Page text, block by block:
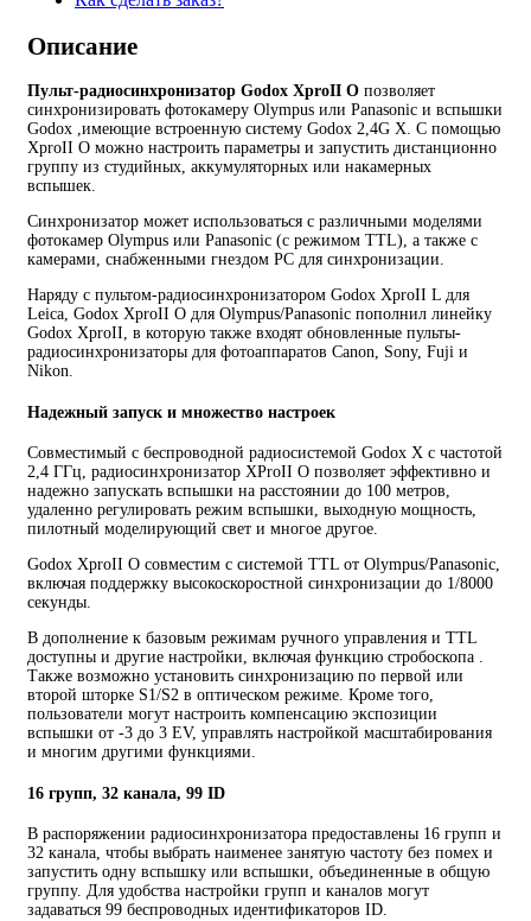
Описание
Пульт-радиосинхронизатор Godox XproII O позволяет
синхронизировать фотокамеру Olympus или Panasonic и вспышки
Godox ,имеющие встроенную систему Godox 2,4G X. С помощью
XproII O можно настроить параметры и запустить дистанционно
группу из студийных, аккумуляторных или накамерных
вспышек.
Синхронизатор может использоваться с различными моделями
фотокамер Olympus или Panasonic (с режимом TTL), а также с
камерами, снабженными гнездом PC для синхронизации.
Наряду с пультом-радиосинхронизатором Godox XproII L для
Leica, Godox XproII O для Olympus/Panasonic пополнил линейку
Godox XproII, в которую также входят обновленные пульты-
радиосинхронизаторы для фотоаппаратов Canon, Sony, Fuji и
Nikon.
Надежный запуск и множество настроек
Совместимый с беспроводной радиосистемой Godox X с частотой
2,4 ГГц, радиосинхронизатор XProII O позволяет эффективно и
надежно запускать вспышки на расстоянии до 100 метров,
удаленно регулировать режим вспышки, выходную мощность,
пилотный моделирующий свет и многое другое.
Godox XproII O совместим с системой TTL от Olympus/Panasonic,
включая поддержку высокоскоростной синхронизации до 1/8000
секунды.
В дополнение к базовым режимам ручного управления и TTL
доступны и другие настройки, включая функцию стробоскопа .
Также возможно установить синхронизацию по первой или
второй шторке S1/S2 в оптическом режиме. Кроме того,
пользователи могут настроить компенсацию экспозиции
вспышки от -3 до 3 EV, управлять настройкой масштабирования
и многим другими функциями.
16 групп, 32 канала, 99 ID
В распоряжении радиосинхронизатора предоставлены 16 групп и
32 канала, чтобы выбрать наименее занятую частоту без помех и
запустить одну вспышку или вспышки, объединенные в общую
группу. Для удобства настройки групп и каналов могут
задаваться 99 беспроводных идентификаторов ID.